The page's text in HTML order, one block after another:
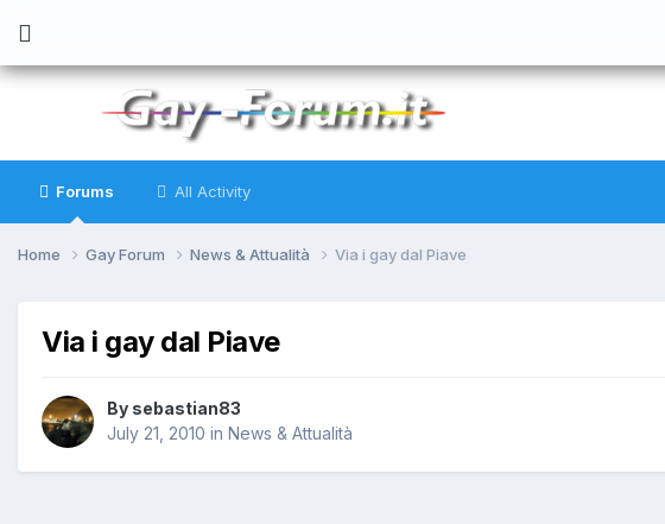
Forums All Activity
Home Gay Forum News & Attualità Via i gay dal Piave
Via i gay dal Piave
By sebastian83
July 21, 2010 in News & Attualità